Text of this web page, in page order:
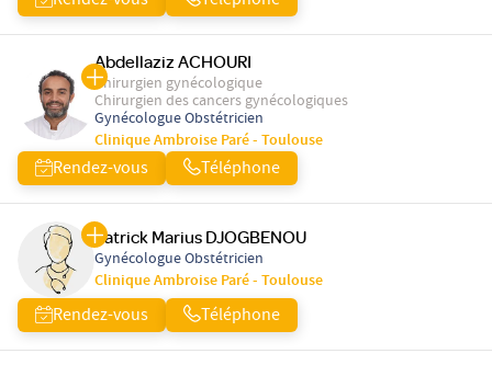
Abdellaziz ACHOURI
Chirurgien gynécologique
Chirurgien des cancers gynécologiques
Gynécologue Obstétricien
Clinique Ambroise Paré - Toulouse
Rendez-vous Téléphone
Patrick Marius DJOGBENOU
Gynécologue Obstétricien
Clinique Ambroise Paré - Toulouse
Rendez-vous Téléphone